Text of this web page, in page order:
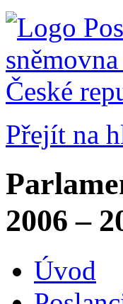
Přejít na
2006 –
Úvod